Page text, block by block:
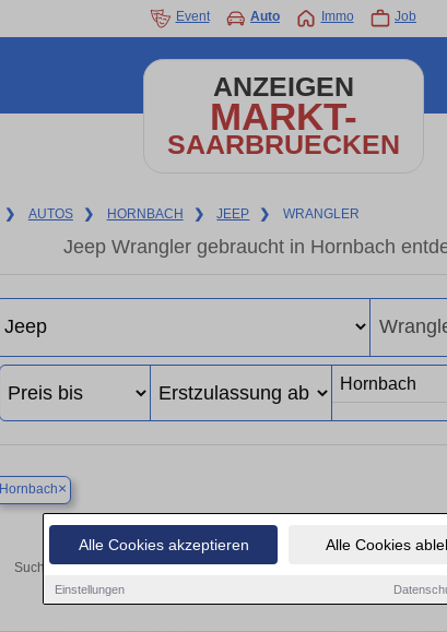
Alle Cookies akzeptieren Alle Cookies
Einstellungen
Event Auto Immo Job
ANZEIGEN
MARKT-
SAARBRUECKEN
❯ AUTOS ❯ HORNBACH ❯ JEEP ❯ WRANGLER
Jeep Wrangler gebraucht in Hornbach
Hornbach×
Finden Sie in Hornbach
Suchen Sie in Hornbach einen Jeep Wrangler Gebrauchtwagen?
Preisklassen von